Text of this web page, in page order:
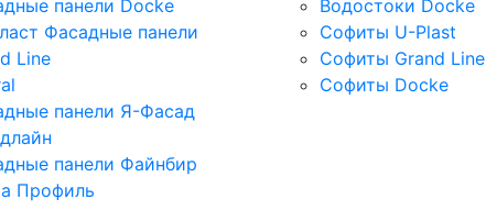
панели Docke
Фасадные панели
Line
панели Я-Фасад
панели Файнбир
Профиль
Водостоки Docke
Софиты U-Plast
Софиты Grand Line
Софиты Docke